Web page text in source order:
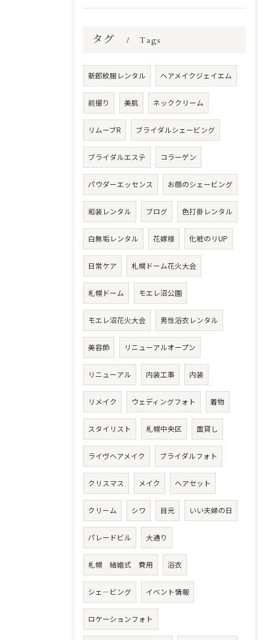
タグ Tags
新郎紋服レンタル ヘアメイクジェイエム
前撮り 美肌 ネッククリーム
リムーブR ブライダルシェービング
ブライダルエステ コラーゲン
パウダーエッセンス お顔のシェービング
和装レンタル ブログ 色打掛レンタル
白無垢レンタル 花嫁様 化粧のリUP
日常ケア 札幌ドーム花火大会
札幌ドーム モエレ沼公園
モエレ沼花火大会 男性浴衣レンタル
美容師 リニューアルオープン
リニューアル 内装工事 内装
リメイク ウェディングフォト 着物
スタイリスト 札幌中央区 面貸し
ライヴヘアメイク ブライダルフォト
クリスマス メイク ヘアセット
クリーム シワ 目元 いい夫婦の日
パレードビル 大通り
札幌 結婚式 費用 浴衣
シェ―ビング イベント情報
ロケーションフォト